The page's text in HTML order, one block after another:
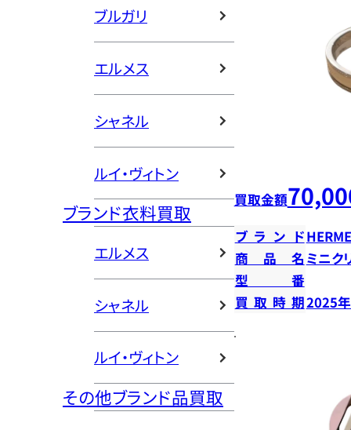
ブルガリ
エルメス
シャネル
ルイ・ヴィトン
ブランド衣料買取
エルメス
シャネル
ルイ・ヴィトン
その他ブランド品買取
買取金額
ブランド
商品名 ミニク
型番
買取時期2025